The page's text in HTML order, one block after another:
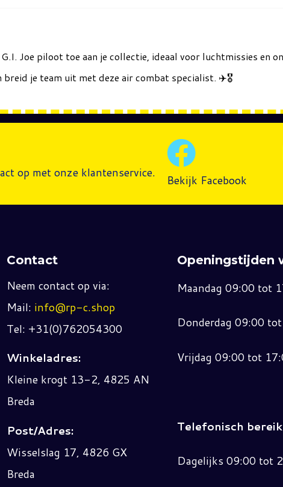
G.I. Joe piloot toe aan je collectie, ideaal voor luchtmissies en
breid je team uit met deze air combat specialist. ✈️🎖️
op met onze klantenservice. Bekijk Facebook
Contact
Neem contact op via:
Mail: info@rp-c.shop
Tel: +31(0)762054300
Winkeladres:
Kleine krogt 13-2, 4825 AN
Breda
Post/Adres:
Wisselslag 17, 4826 GX
Breda
Openingstijden
Maandag 09:00 tot
Donderdag 09:00
Vrijdag 09:00 tot
Telefonisch
Dagelijks 09:00 tot